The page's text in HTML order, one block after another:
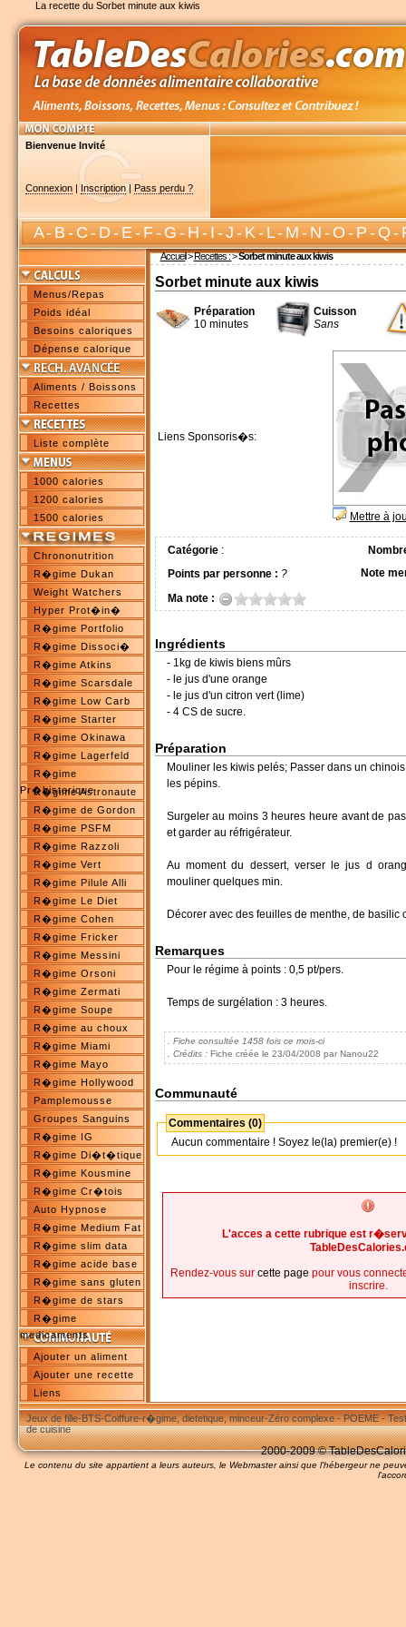
La recette du Sorbet minute aux kiwis
Bienvenue Invité
Connexion| Inscription| Pass perdu ?
A-B-C-D-E-F-G-H-I-J-K-L-M-N-O-P-Q-
Accueil>Recettes :>Sorbet minute aux kiwis
Menus/Repas
Poids idéal
Besoins caloriques
Dépense calorique
Aliments / Boissons
Recettes
Liste complète
1000 calories
1200 calories
1500 calories
Chrononutrition
R�gime Dukan
Weight Watchers
Hyper Prot�in�
R�gime Portfolio
R�gime Dissoci�
R�gime Atkins
R�gime Scarsdale
R�gime Low Carb
R�gime Starter
R�gime Okinawa
R�gime Lagerfeld
R�gime
Pr�historique
R�gime Astronaute
R�gime de Gordon
R�gime PSFM
R�gime Razzoli
R�gime Vert
R�gime Pilule Alli
R�gime Le Diet
R�gime Cohen
R�gime Fricker
R�gime Messini
R�gime Orsoni
R�gime Zermati
R�gime Soupe
R�gime au choux
R�gime Miami
R�gime Mayo
R�gime Hollywood
Pamplemousse
Groupes Sanguins
R�gime IG
R�gime Di�t�tique
R�gime Kousmine
R�gime Cr�tois
Auto Hypnose
R�gime Medium Fat
R�gime slim data
R�gime acide base
R�gime sans gluten
R�gime de stars
R�gime
medicaments
Ajouter un aliment
Ajouter une recette
Liens
Sorbet minute aux kiwis
Préparation
10 minutes
Cuisson
Sans
Liens Sponsoris�s:
Mettre à
Catégorie:
Points par personne : ?
Note
Ma note :
Ingrédients
- 1kg de kiwis biens mûrs
- le jus d'une orange
- le jus d'un citron vert (lime)
- 4 CS de sucre.
Préparation
Mouliner les kiwis pelés; Passer dans un
les pépins.
Surgeler au moins 3 heures heure avant de
et garder au réfrigérateur.
Au moment du dessert, verser le jus d
mouliner quelques min.
Décorer avec des feuilles de menthe, de basilic
Remarques
Pour le régime à points : 0,5 pt/pers.
Temps de surgélation : 3 heures.
. Fiche consultée 1458 fois ce mois-ci
. Crédits :Fiche créée le 23/04/2008 par Nanou22
Communauté
Commentaires (0)
Aucun commentaire ! Soyez le(la) premier(e) !
L'acces a cette rubrique est
Rendez-vous sur cette page pour vous
inscrire.
Jeux de fille-BTS-Coiffure-r�gime, dietetique, minceur-Zéro complexe-POEME-
de cuisine
2000-2009 ©
Le contenu du site appartient a leurs auteurs, le Webmaster ainsi que l'hébergeur ne